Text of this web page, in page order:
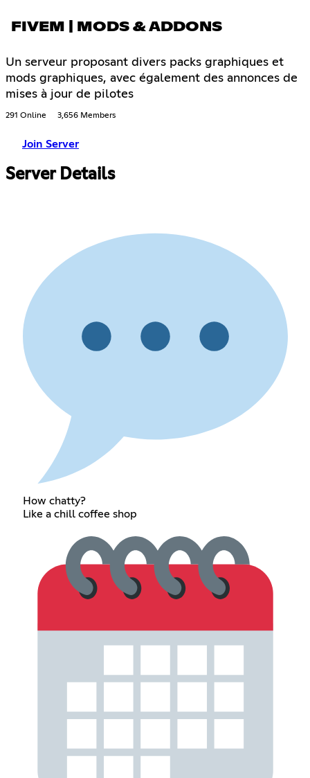
FIVEM | MODS & ADDONS
Un serveur proposant divers packs graphiques et
mods graphiques, avec également des annonces de
mises à jour de pilotes
291 Online 3,656 Members
Join Server
Server Details
How chatty?
Like a chill coffee shop